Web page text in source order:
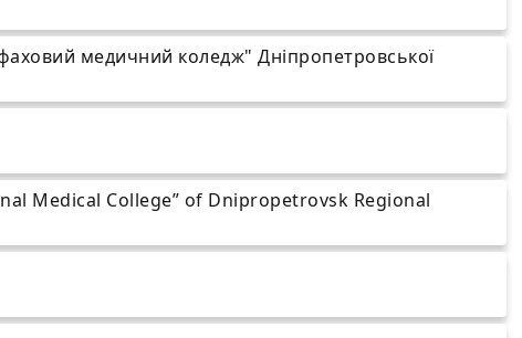
медичний коледж" Дніпропетровської
Medical College” of Dnipropetrovsk Regional